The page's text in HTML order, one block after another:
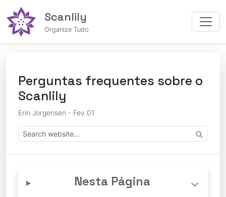
Scanlily
Organize Tudo
Perguntas frequentes sobre o
Scanlily
Erin Jorgensen - Fev 01
Nesta Página